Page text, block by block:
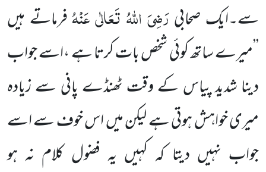
سے۔ایک صحابیرَضِیَ اللہُ تَعَالٰی عَنْہُفرماتے ہیں
’’میرے ساتھ کوئی شخص بات کرتا ہے ،اسے جواب
دینا شدید پیاس کے وقت ٹھنڈے پانی سے زیادہ
میری خواہش ہوتی ہے لیکن میں اس خوف سے اسے
جواب نہیں دیتا کہ کہیں یہ فضول کلام نہ ہو